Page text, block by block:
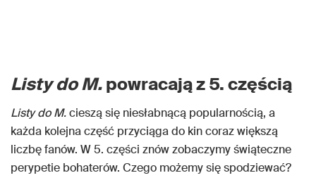
Listy do M.powracają z 5. częścią
Listy do M.cieszą się niesłabnącą popularnością, a
każda kolejna część przyciąga do kin coraz większą
liczbę fanów. W 5. części znów zobaczymy świąteczne
perypetie bohaterów. Czego możemy się spodziewać?